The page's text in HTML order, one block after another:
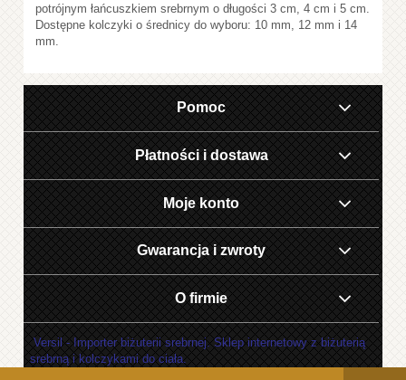
potrójnym łańcuszkiem srebrnym o długości 3 cm, 4 cm i 5 cm.
Dostępne kolczyki o średnicy do wyboru: 10 mm, 12 mm i 14
mm.
Pomoc
Płatności i dostawa
Moje konto
Gwarancja i zwroty
O firmie
Versil - Importer biżuterii srebrnej. Sklep internetowy z biżuterią
srebrną i kolczykami do ciała.